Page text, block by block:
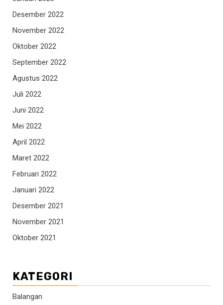
Desember 2022
November 2022
Oktober 2022
September 2022
Agustus 2022
Juli 2022
Juni 2022
Mei 2022
April 2022
Maret 2022
Februari 2022
Januari 2022
Desember 2021
November 2021
Oktober 2021
KATEGORI
Balangan